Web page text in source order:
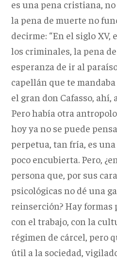
es una pena cristiana,
la pena de muerte no
decirme: “En el siglo XV,
los criminales, la pena
esperanza de ir al
capellán que te mandaba
el gran don Cafasso, ahí,
Pero había otra
hoy ya no se puede
perpetua, tan fría, es
poco encubierta. Pero,
persona que, por sus
psicológicas no dé una
reinserción? Hay
con el trabajo, con la
régimen de cárcel, pero
útil a la sociedad,